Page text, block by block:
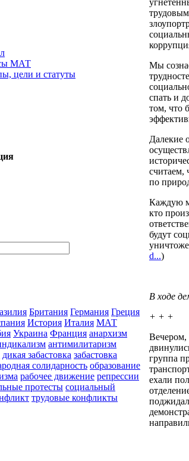
МАТ
цели и статуты
Британия Германия Греция
История Италия МАТ
Украина Франция анархизм
антимилитаризм
дикая забастовка забастовка
солидарность образование
рабочее движение репрессии
протесты социальный
трудовые конфликты
Мы
спать и
том, что
Далекие
считаем,
по
Каждую
кто
будут
d...)
В ходе
+ + +
Вечером,
группа
ехали